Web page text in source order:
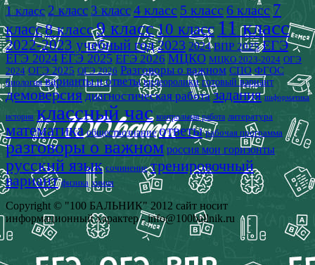
1 класс 2 класс 3 класс4 класс 5 класс 6 класс 7
класс8 класс9 класс10 класс 11 класс
2022-2023 учебный год2023 2024 ВПР 2025 ЕГЭ
ЕГЭ 2024 ЕГЭ 2025 ЕГЭ 2026 МЦКО МЦКО 2023-2024 ОГЭ
2024 ОГЭ 2025 ОГЭ 2026 Разговоры о важном СПО ФГОС
биология варианты и ответы видеоролики готовый вариант
демоверсия диагностическая работа задания информатика
история классный час контрольная работа литература
математика обществознание ответы рабочая программа
разговоры о важном россия мои горизонты
русский язык сочинение тренировочный
вариант физика химия
Copyright © "100 БАЛЬНИК" 2012 сайт носит
информационный характер - info@100ballnik.ru